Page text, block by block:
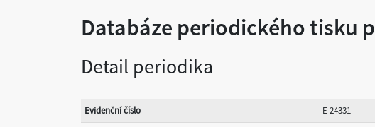
Databáze periodického tisku
Detail periodika
Evidenční číslo
E 24331